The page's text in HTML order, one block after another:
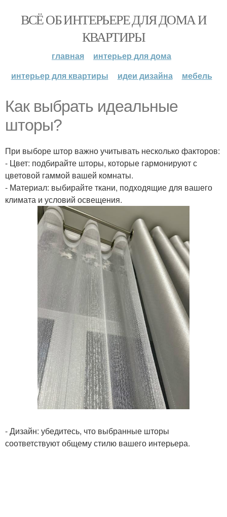
ВСЁ ОБ ИНТЕРЬЕРЕ ДЛЯ ДОМА И
КВАРТИРЫ
главная
интерьер для дома
интерьер для квартиры
идеи дизайна мебель
Как выбрать идеальные
шторы?
При выборе штор важно учитывать несколько факторов:
- Цвет: подбирайте шторы, которые гармонируют с
цветовой гаммой вашей комнаты.
- Материал: выбирайте ткани, подходящие для вашего
климата и условий освещения.
- Дизайн: убедитесь, что выбранные шторы
соответствуют общему стилю вашего интерьера.